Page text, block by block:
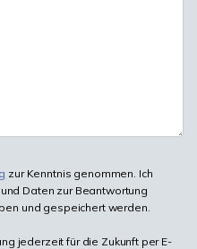
zur Kenntnis genommen. Ich
Daten zur Beantwortung
und gespeichert werden.
jederzeit für die Zukunft per E-